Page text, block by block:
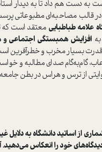
به دست هم داد تا به دیدار
در قالب مصاحبه‌ای مطبوعاتی
علامه طباطبایی معتقد است که
افزایش همبستگی اجتماعی
بسیار مخرب و خطرآفرین
گام‌به‌گام صدای مطالبه‌ و
از ترس و هراس در بطن
از اساتید دانشگاه به
خود را انعکاس می‌دهید.